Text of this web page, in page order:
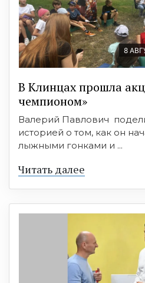
8
В Клинцах прошла
чемпионом»
Валерий Павлович
историей о том, как он
лыжными гонками и ...
Читать далее